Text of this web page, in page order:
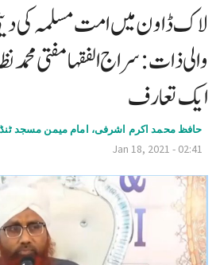
لاک ڈاون میں امت مسلمہ کی
والی ذات: سراج الفقہا مفتی
ایک تعارف
حافظ محمد اکرم اشرفی، امام میمن مسجد
Jan 18, 2021 - 02:41